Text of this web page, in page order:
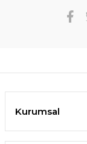
Kurumsal